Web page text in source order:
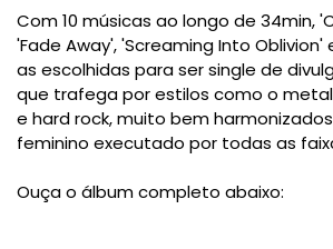
Com 10 músicas ao longo de 34min,
'Fade Away', 'Screaming Into
as escolhidas para ser single de
que trafega por estilos como o
e hard rock, muito bem
feminino executado por todas as
Ouça o álbum completo abaixo: